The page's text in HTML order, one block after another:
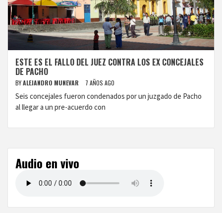
ESTE ES EL FALLO DEL JUEZ CONTRA LOS EX CONCEJALES
DE PACHO
BYALEJANDRO MUNEVAR 7 AÑOS AGO
Seis concejales fueron condenados por un juzgado de Pacho
al llegar a un pre-acuerdo con
Audio en vivo